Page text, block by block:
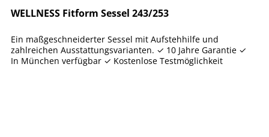
WELLNESS Fitform Sessel 243/253
Ein maßgeschneiderter Sessel mit Aufstehhilfe und
zahlreichen Ausstattungsvarianten. ✓ 10 Jahre Garantie ✓
In München verfügbar ✓ Kostenlose Testmöglichkeit